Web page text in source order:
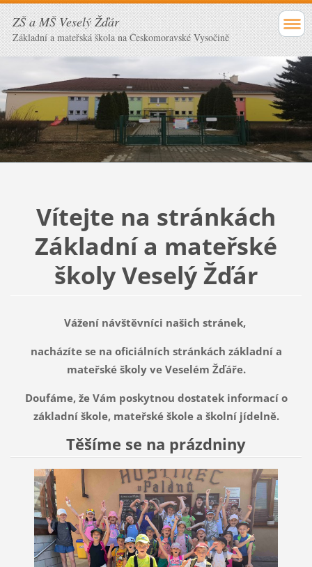
ZŠ a MŠ Veselý Žďár
Základní a mateřská škola na Českomoravské Vysočině
Vítejte na stránkách
Základní a mateřské
školy Veselý Žďár
Vážení návštěvníci našich stránek,
nacházíte se na oficiálních stránkách základní a
mateřské školy ve Veselém Žďáře.
Doufáme, že Vám poskytnou dostatek informací o
základní škole, mateřské škole a školní jídelně.
Těšíme se na prázdniny